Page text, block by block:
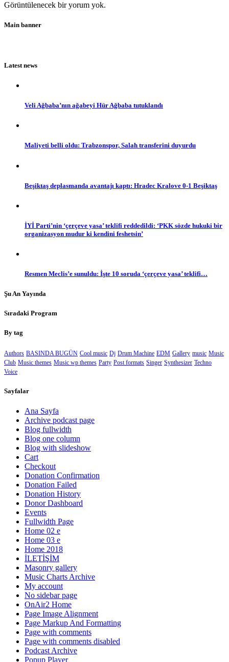
Görüntülenecek bir yorum yok.
Main banner
Latest news
Veli Ağbaba’nın ağabeyi Hür Ağbaba tutuklandı
Maliyeti belli oldu: Trabzonspor, Salah transferini duyurdu
Beşiktaş deplasmanda avantajı kaptı: Hradec Kralove 0-1 Beşiktaş
İYİ Parti’nin ‘çerçeve yasa’ teklifi reddedildi: ‘PKK sözde hukuki bir
organizasyon mudur ki kendini feshetsin’
Resmen Meclis’e sunuldu: İşte 10 soruda ‘çerçeve yasa’ teklifi…
Şu An Yayında
Sıradaki Program
By tag
Authors BASINDA BUGÜN Cool music Dj Drum Machine EDM Gallery music Music
Club Music themes Music wp themes Party Post formats Singer Synthesizer Techno
Voice
Sayfalar
Ana Sayfa
Archive podcast page
Blog fullwidth
Blog one column
Blog with slideshow
Cart
Checkout
Donation Confirmation
Donation Failed
Donation History
Donor Dashboard
Events
Fullwidth Page
Home 02 e
Home 03 e
Home 2018
İLETİŞİM
Masonry gallery
Music Charts Archive
My account
No sidebar page
OnAir2 Home
Page Image Alignment
Page Markup And Formatting
Page with comments
Page with comments disabled
Podcast Archive
Popup Player